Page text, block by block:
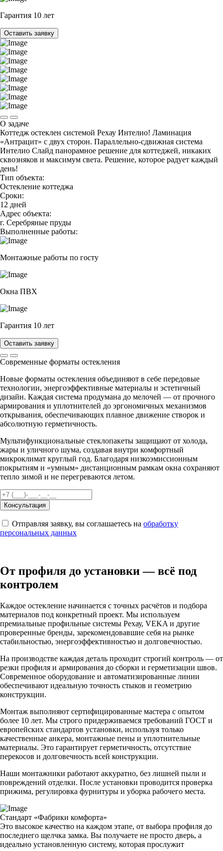
Гарантия 10 лет
Оставить заявку
О задаче
Коттедж остеклен системой Рехау Интелио! Ламинация
«Антрацит» с двух сторон. Параллельно-сдвижная система
Интелио Слайд панорамное решение для коттеджей, никаких
сквозняков и максимум света. Решение, которое радует каждый
день!
Тип объекта:
Остекление коттеджа
Сроки:
12 дней
Адрес объекта:
г. Серебряные пруды
Выполненные работы:
Монтажные работы по госту
Окна ПВХ
Гарантия 10 лет
Оставить заявку
Современные форматы остекления
Новые форматы остекления объединяют в себе передовые
технологии, энергоэффективные материалы и эстетичный
дизайн. Каждая система продумана до мелочей — от прочного
армирования и уплотнителей до эргономичных механизмов
открывания, обеспечивающих плавное движение створок и
абсолютную герметичность.
Мультифункциональные стеклопакеты защищают от холода,
жары и уличного шума, создавая внутри комфортный
микроклимат круглый год. Благодаря низкоэмиссионным
покрытиям и «умным» дистанционным рамкам окна сохраняют
тепло зимой и не перегреваются летом.
Консультация
Отправляя заявку, вы соглашаетесь на обработку
персональных данных
От профиля до установки — всё под
контролем
Каждое остекление начинается с точных расчётов и подбора
материалов под конкретный проект. Мы используем
премиальные профильные системы Рехау, VEKA и другие
проверенные бренды, зарекомендовавшие себя на рынке
стабильностью, энергоэффективностью и долговечностью.
На производстве каждая деталь проходит строгий контроль — от
резки профиля и армирования до сборки и герметизации швов.
Современное оборудование и автоматизированные линии
обеспечивают идеальную точность стыков и геометрию
конструкции.
Монтаж выполняют сертифицированные мастера с опытом
более 10 лет. Мы строго придерживаемся требований ГОСТ и
европейских стандартов установки, используя только
качественные анкера, монтажные пены и уплотнительные
материалы. Это гарантирует герметичность, отсутствие
перекосов и долговечность всей конструкции.
Наши монтажники работают аккуратно, без лишней пыли и
повреждений отделки. После установки проводится проверка
прижима, регулировка фурнитуры и уборка рабочего места.
Стандарт «Фабрики комфорта»
Это высокое качество на каждом этапе, от выбора профиля до
последнего щелчка замка. Вы получаете не просто дверь, а
идеально установленную систему, которая прослужит